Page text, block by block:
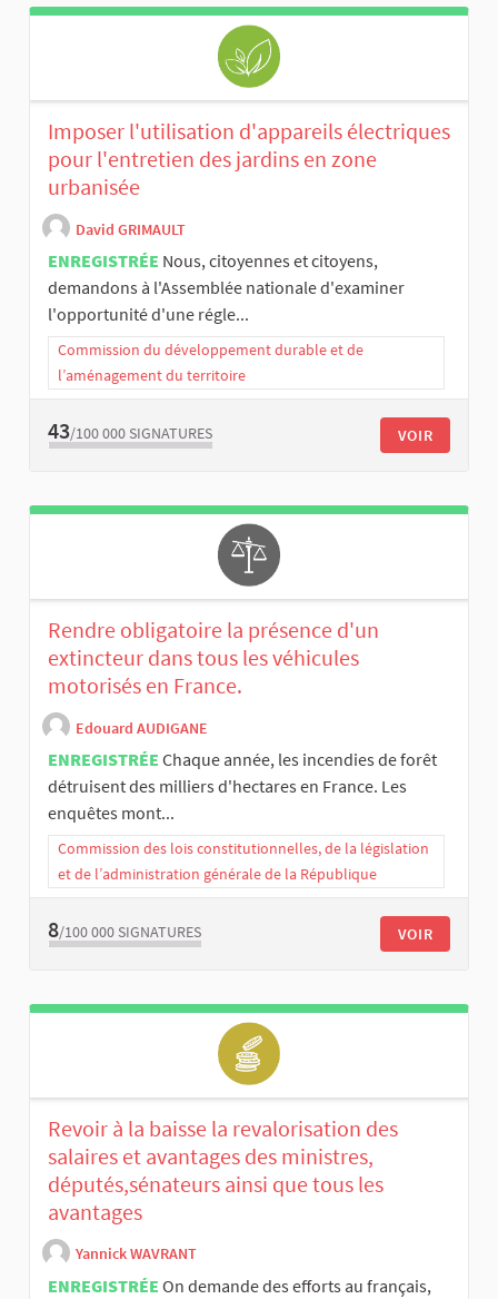
Imposer l'utilisation d'appareils électriques
pour l'entretien des jardins en zone
urbanisée
David GRIMAULT
ENREGISTRÉE Nous, citoyennes et citoyens,
demandons à l'Assemblée nationale d'examiner
l'opportunité d'une régle...
Commission du développement durable et de
l’aménagement du territoire
43/100 000 SIGNATURES VOIR
Rendre obligatoire la présence d'un
extincteur dans tous les véhicules
motorisés en France.
Edouard AUDIGANE
ENREGISTRÉE Chaque année, les incendies de forêt
détruisent des milliers d'hectares en France. Les
enquêtes mont...
Commission des lois constitutionnelles, de la législation
et de l’administration générale de la République
8/100 000 SIGNATURES VOIR
Revoir à la baisse la revalorisation des
salaires et avantages des ministres,
députés,sénateurs ainsi que tous les
avantages
Yannick WAVRANT
ENREGISTRÉE On demande des efforts au français,